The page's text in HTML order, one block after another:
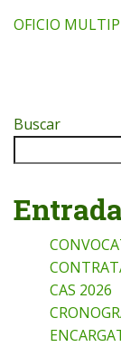
OFICIO
Buscar
CAS 2026